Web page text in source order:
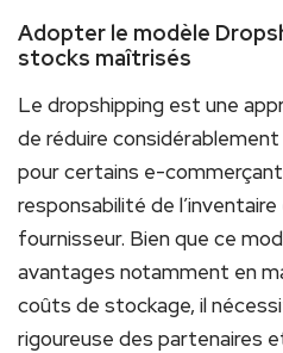
Adopter le modèle
stocks maîtrisés
Le dropshipping est une
de réduire
pour certains e-
responsabilité de
fournisseur. Bien que ce
avantages notamment en
coûts de stockage, il
rigoureuse des partenaires